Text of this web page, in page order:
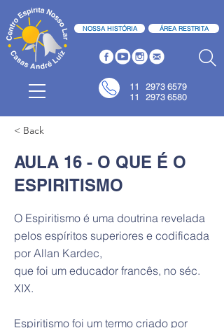
NOSSA HISTÓRIA ÁREA RESTRITA
11 2973 6579
11 2973 6580
< Back
AULA 16 - O QUE É O
ESPIRITISMO
O Espiritismo é uma doutrina revelada
pelos espíritos superiores e codificada
por Allan Kardec,
que foi um educador francês, no séc.
XIX.
Espiritismo foi um termo criado por